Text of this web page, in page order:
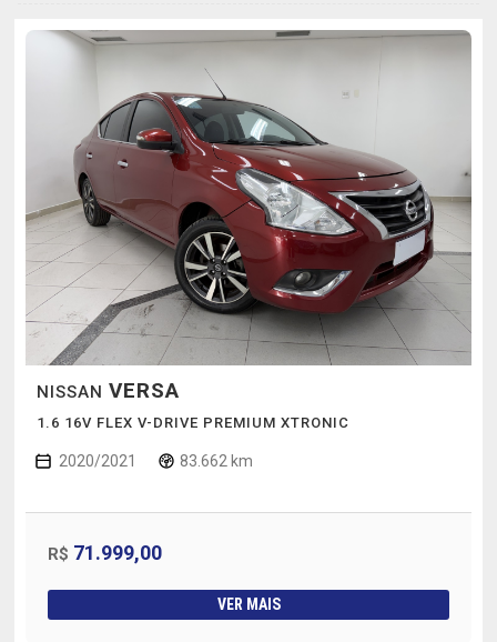
NISSAN VERSA
1.6 16V FLEX V-DRIVE PREMIUM XTRONIC
2020/2021 83.662 km
R$ 71.999,00
VER MAIS